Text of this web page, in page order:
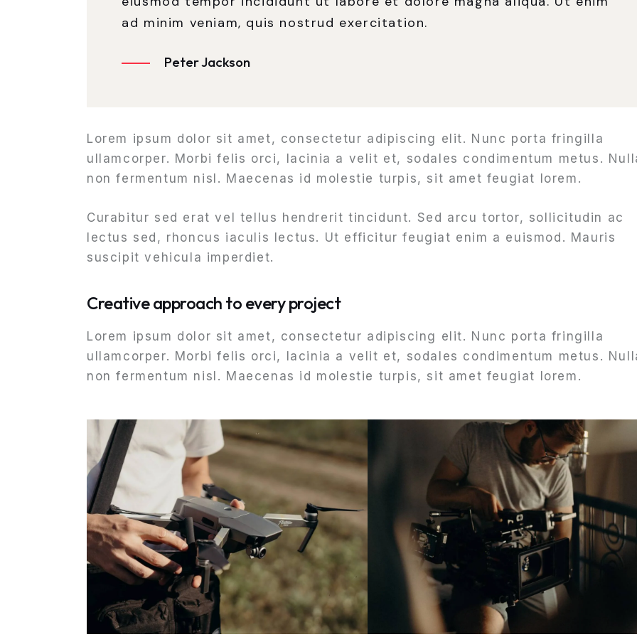
ad minim veniam, quis nostrud exercitation.
Peter Jackson
Lorem ipsum dolor sit amet, consectetur adipiscing elit. Nunc porta fringilla
ullamcorper. Morbi felis orci, lacinia a velit et, sodales condimentum metus.
non fermentum nisl. Maecenas id molestie turpis, sit amet feugiat lorem.
Curabitur sed erat vel tellus hendrerit tincidunt. Sed arcu tortor, sollicitudin ac
lectus sed, rhoncus iaculis lectus. Ut efficitur feugiat enim a euismod. Mauris
suscipit vehicula imperdiet.
Creative approach to every project
Lorem ipsum dolor sit amet, consectetur adipiscing elit. Nunc porta fringilla
ullamcorper. Morbi felis orci, lacinia a velit et, sodales condimentum metus.
non fermentum nisl. Maecenas id molestie turpis, sit amet feugiat lorem.